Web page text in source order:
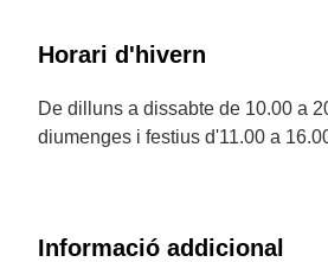
Horari d'hivern
De dilluns a dissabte de 10.00 a
diumenges i festius d'11.00 a
Informació addicional